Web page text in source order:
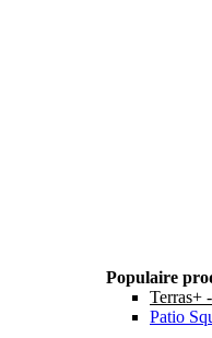
Populaire
Terras+
Patio